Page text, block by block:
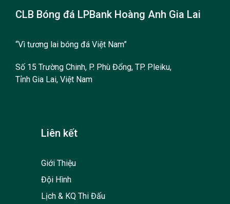
CLB Bóng đá LPBank Hoàng Anh Gia Lai
“Vì tương lai bóng đá Việt Nam”
Số 15 Trường Chinh, P. Phù Đổng, TP. Pleiku,
Tỉnh Gia Lai, Việt Nam
Liên kết
Giới Thiệu
Đội Hình
Lịch & KQ Thi Đấu